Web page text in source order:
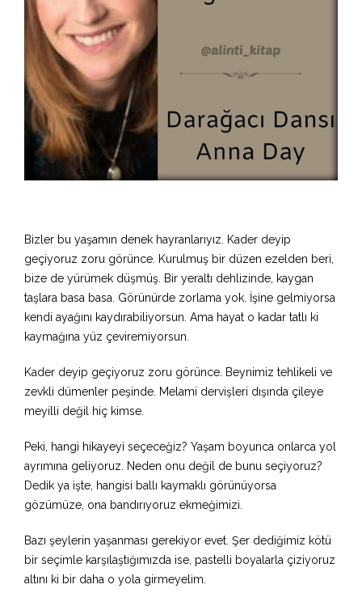
Bizler bu yaşamın denek hayranlarıyız. Kader deyip
geçiyoruz zoru görünce. Kurulmuş bir düzen ezelden beri,
bize de yürümek düşmüş. Bir yeraltı dehlizinde, kaygan
taşlara basa basa. Görünürde zorlama yok. İşine gelmiyorsa
kendi ayağını kaydırabiliyorsun. Ama hayat o kadar tatlı ki
kaymağına yüz çeviremiyorsun.
Kader deyip geçiyoruz zoru görünce. Beynimiz tehlikeli ve
zevkli dümenler peşinde. Melami dervişleri dışında çileye
meyilli değil hiç kimse.
Peki, hangi hikayeyi seçeceğiz? Yaşam boyunca onlarca yol
ayrımına geliyoruz. Neden onu değil de bunu seçiyoruz?
Dedik ya işte, hangisi ballı kaymaklı görünüyorsa
gözümüze, ona bandırıyoruz ekmeğimizi.
Bazı şeylerin yaşanması gerekiyor evet. Şer dediğimiz kötü
bir seçimle karşılaştığımızda ise, pastelli boyalarla çiziyoruz
altını ki bir daha o yola girmeyelim.